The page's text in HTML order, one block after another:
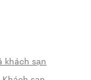
khách sạn